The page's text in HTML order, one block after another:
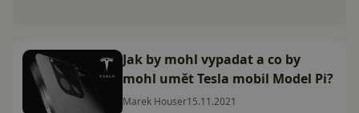
Jak by mohl vypadat a co by
mohl umět Tesla mobil Model Pi?
Marek Houser15.11.2021